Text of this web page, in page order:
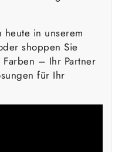
heute in unserem
shoppen Sie
– Ihr Partner
für Ihr